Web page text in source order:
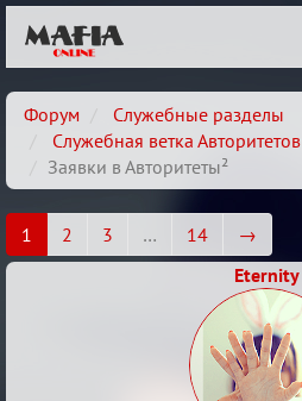
Форум
Служебные разделы
Служебная ветка Авторитетов
Заявки в Авторитеты²
1 2 3 … 14
→
Eternity